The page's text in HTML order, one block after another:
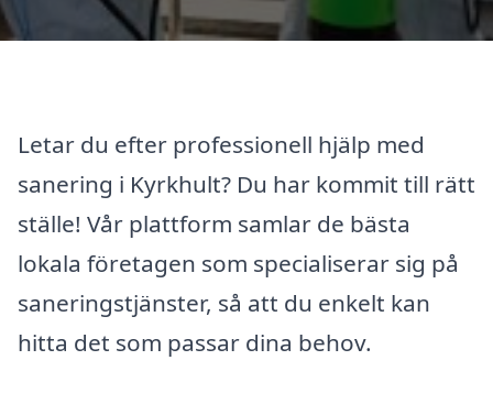
Letar du efter professionell hjälp med
sanering i Kyrkhult? Du har kommit till rätt
ställe! Vår plattform samlar de bästa
lokala företagen som specialiserar sig på
saneringstjänster, så att du enkelt kan
hitta det som passar dina behov.